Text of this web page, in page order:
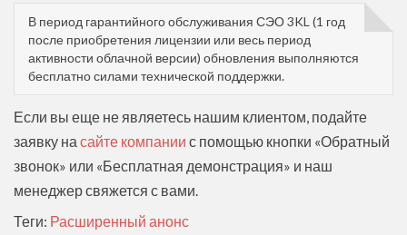
В период гарантийного обслуживания СЭО 3KL (1 год
после приобретения лицензии или весь период
активности облачной версии) обновления выполняются
бесплатно силами технической поддержки.
Если вы еще не являетесь нашим клиентом, подайте
заявку на сайте компании с помощью кнопки «Обратный
звонок» или «Бесплатная демонстрация» и наш
менеджер свяжется с вами.
Теги: Расширенный анонс